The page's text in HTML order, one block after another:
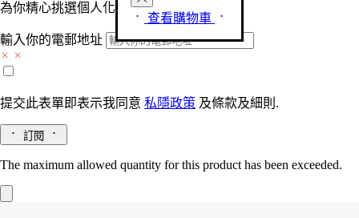
查看購物車
為你精心挑選個人化的驚喜及禮物。
輸入你的電郵地址
提交此表單即表示我同意 私隱政策 及條款及細則.
訂閱
The maximum allowed quantity for this product has been exceeded.